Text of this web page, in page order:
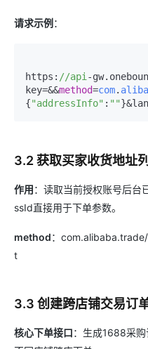
请求示例 ：
https: //api -
key=&&method=com.
{"addressInfo" : ""
3.2 获取买家收货地址
作用：读取当前授权账号后台
ssId直接用于下单参数。
method：
t
3.3 创建跨店铺交易订
核心下单接口：生成1688采购